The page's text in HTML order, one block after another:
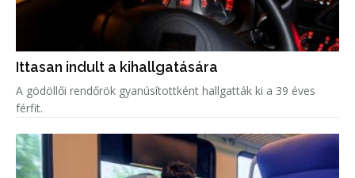
Ittasan indult a kihallgatására
A gödöllői rendőrök gyanúsítottként hallgatták ki a 39 éves
férfit.